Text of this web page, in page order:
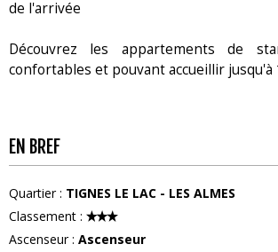
de l'arrivée
Découvrez les appartements de
confortables et pouvant accueillir jusqu'à
EN BREF
Quartier: TIGNES LE LAC - LES ALMES
Classement :
Ascenseur: Ascenseur